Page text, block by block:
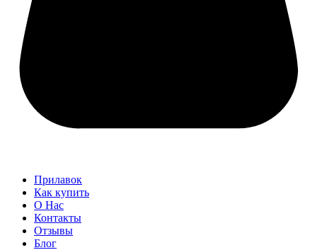
Прилавок
Как купить
О Нас
Контакты
Отзывы
Блог